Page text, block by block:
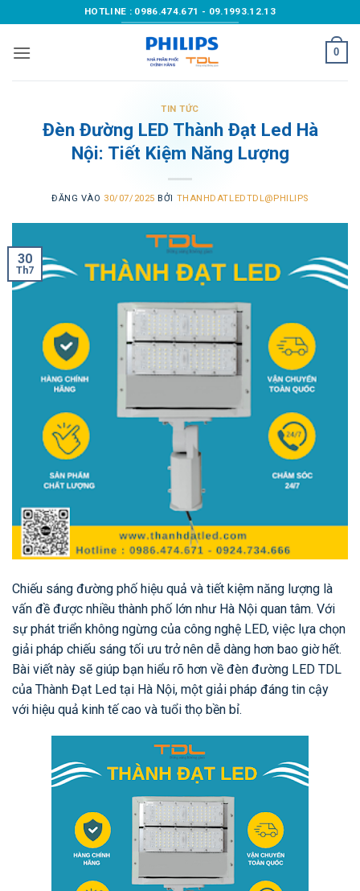
qua
nội
HOTLINE : 0986.474.671 - 09.1993.12.13
0
TIN TỨC
Đèn Đường LED Thành Đạt Led Hà
Nội: Tiết Kiệm Năng Lượng
ĐĂNG VÀO 30/07/2025 BỞI THANHDATLEDTDL@PHILIPS
30
Th7
Chiếu sáng đường phố hiệu quả và tiết kiệm năng lượng là
vấn đề được nhiều thành phố lớn như Hà Nội quan tâm. Với
sự phát triển không ngừng của công nghệ LED, việc lựa chọn
giải pháp chiếu sáng tối ưu trở nên dễ dàng hơn bao giờ hết.
Bài viết này sẽ giúp bạn hiểu rõ hơn về đèn đường LED TDL
của Thành Đạt Led tại Hà Nội, một giải pháp đáng tin cậy
với hiệu quả kinh tế cao và tuổi thọ bền bỉ.